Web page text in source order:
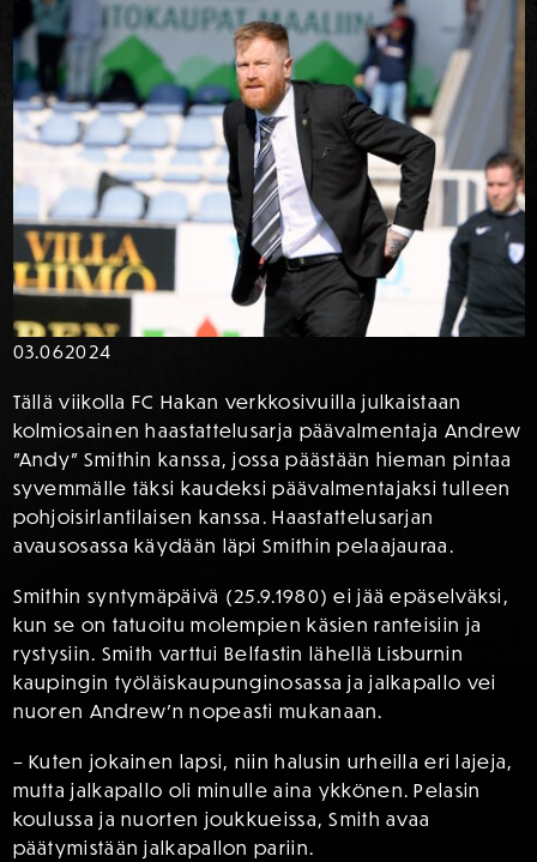
03.062024
Tällä viikolla FC Hakan verkkosivuilla julkaistaan
kolmiosainen haastattelusarja päävalmentaja Andrew
”Andy” Smithin kanssa, jossa päästään hieman pintaa
syvemmälle täksi kaudeksi päävalmentajaksi tulleen
pohjoisirlantilaisen kanssa. Haastattelusarjan
avausosassa käydään läpi Smithin pelaajauraa.
Smithin syntymäpäivä (25.9.1980) ei jää epäselväksi,
kun se on tatuoitu molempien käsien ranteisiin ja
rystysiin. Smith varttui Belfastin lähellä Lisburnin
kaupingin työläiskaupunginosassa ja jalkapallo vei
nuoren Andrew’n nopeasti mukanaan.
– Kuten jokainen lapsi, niin halusin urheilla eri lajeja,
mutta jalkapallo oli minulle aina ykkönen. Pelasin
koulussa ja nuorten joukkueissa, Smith avaa
päätymistään jalkapallon pariin.